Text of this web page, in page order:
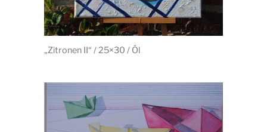
„Zitronen II“ / 25×30 / Öl